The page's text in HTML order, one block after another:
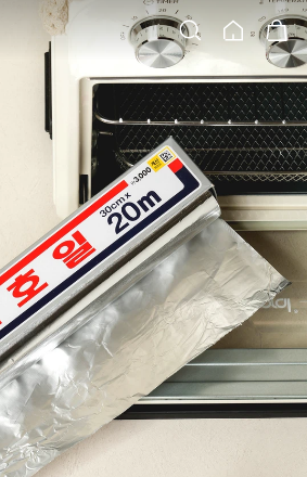
검색 장바구니